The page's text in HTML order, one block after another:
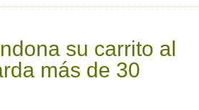
su carrito al
más de 30